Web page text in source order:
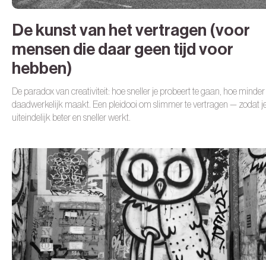
De kunst van het vertragen (voor
mensen die daar geen tijd voor
hebben)
De paradox van creativiteit: hoe sneller je probeert te gaan, hoe minder
daadwerkelijk maakt. Een pleidooi om slimmer te vertragen — zodat
uiteindelijk beter en sneller werkt.